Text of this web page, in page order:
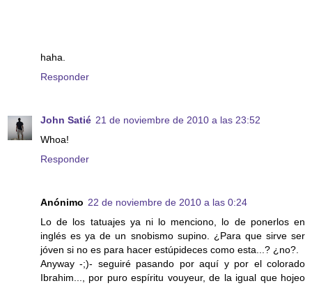
haha.
Responder
John Satié 21 de noviembre de 2010 a las 23:52
Whoa!
Responder
Anónimo 22 de noviembre de 2010 a las 0:24
Lo de los tatuajes ya ni lo menciono, lo de ponerlos en
inglés es ya de un snobismo supino. ¿Para que sirve ser
jóven si no es para hacer estúpideces como esta...? ¿no?.
Anyway -;)- seguiré pasando por aquí y por el colorado
Ibrahim..., por puro espíritu vouyeur, de la igual que hojeo